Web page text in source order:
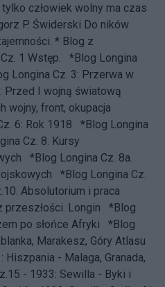
człowiek wolny ma czas
P. Świderski Do ników
* Blog z
1 Wstęp.
*Blog Longina
Longina Cz. 3: Przerwa w
Przed I wojną światową
wojny, front, okupacja
6: Rok 1918
*Blog Longina
Cz. 8. Kursy
*Blog Longina Cz. 8a.
*Blog Longina Cz.
Absolutorium i praca
przeszłości. Longin
*Blog
po słońce Afryki
*Blog
Marakesz, Góry Atlasu
- Malaga, Granada,
- 1933: Sewilla - Byki i